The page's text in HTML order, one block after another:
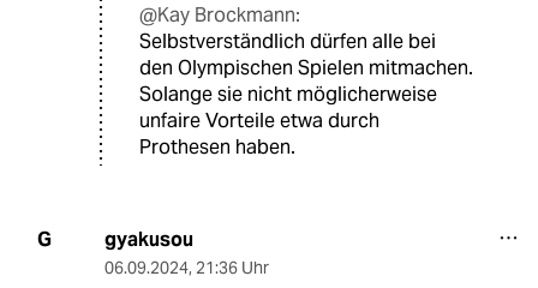
@Kay Brockmann:
Selbstverständlich dürfen alle bei
den Olympischen Spielen mitmachen.
Solange sie nicht möglicherweise
unfaire Vorteile etwa durch
Prothesen haben.
G gyakusou
06.09.2024, 21:36 Uhr